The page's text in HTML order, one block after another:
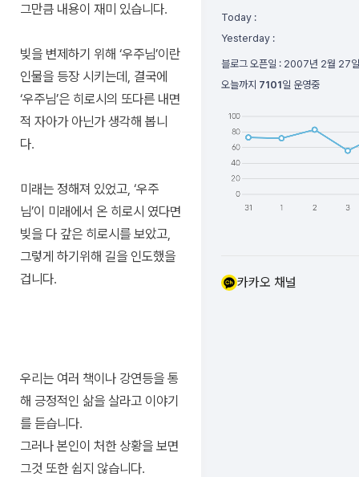
그만큼 내용이 재미 있습니다.
빚을 변제하기 위해 ‘우주님’이란
인물을 등장 시키는데, 결국에
‘우주님’은 히로시의 또다른 내면
적 자아가 아닌가 생각해 봅니
다.
미래는 정해져 있었고, ‘우주
님’이 미래에서 온 히로시 였다면
빚을 다 갚은 히로시를 보았고,
그렇게 하기위해 길을 인도했을
겁니다.
우리는 여러 책이나 강연등을 통
해 긍정적인 삶을 살라고 이야기
를 듣습니다.
그러나 본인이 처한 상황을 보면
그것 또한 쉽지 않습니다.
Today :
Yesterday :
블로그 오픈일 : 2007년 2월 27일
오늘까지 7101일 운영중
카카오 채널